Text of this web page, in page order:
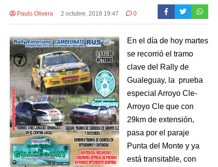
Paulo Olivera 2 octubre, 2018 19:47 0
En el día de hoy martes
se recorrió el tramo
clave del Rally de
Gualeguay, la prueba
especial Arroyo Cle-
Arroyo Cle que con
29km de extensión,
pasa por el paraje
Punta del Monte y ya
está transitable, con